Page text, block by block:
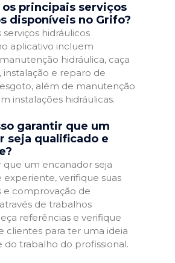
os principais serviços
disponíveis no Grifo?
serviços hidráulicos
aplicativo incluem
hidráulica, caça
instalação e reparo de
além de manutenção
instalações hidráulicas.
garantir que um
seja qualificado e
que um encanador seja
experiente, verifique suas
e comprovação de
de trabalhos
referências e verifique
clientes para ter uma ideia
do trabalho do profissional.